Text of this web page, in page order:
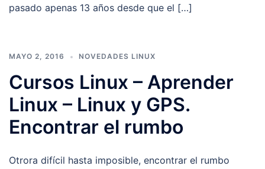
pasado apenas 13 años desde que el […]
MAYO 2, 2016 NOVEDADES LINUX
Cursos Linux – Aprender
Linux – Linux y GPS.
Encontrar el rumbo
Otrora difícil hasta imposible, encontrar el rumbo